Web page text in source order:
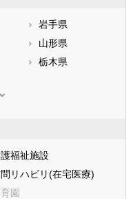
岩手県
山形県
栃木県
三重県
大阪府
福祉施設
リハビリ(在宅医療)
園